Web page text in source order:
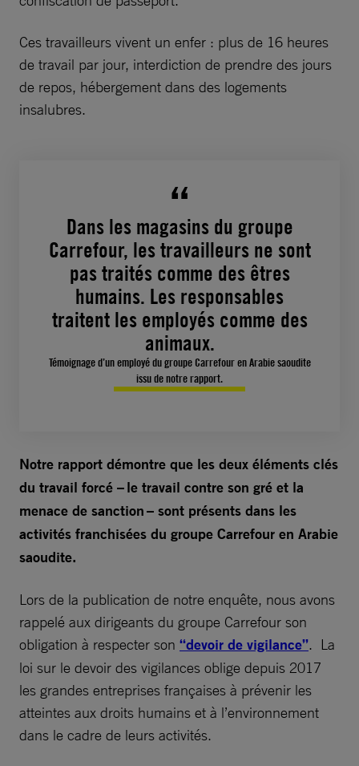
Ces travailleurs vivent un enfer : plus de 16 heures
de travail par jour, interdiction de prendre des jours
de repos, hébergement dans des logements
insalubres.
Dans les magasins du groupe
Carrefour, les travailleurs ne sont
pas traités comme des êtres
humains. Les responsables
traitent les employés comme des
animaux.
Témoignage d’un employé du groupe Carrefour en Arabie saoudite
issu de notre rapport.
Notre rapport démontre que les deux éléments clés
du travail forcé – le travail contre son gré et la
menace de sanction – sont présents dans les
activités franchisées du groupe Carrefour en Arabie
saoudite.
Lors de la publication de notre enquête, nous avons
rappelé aux dirigeants du groupe Carrefour son
obligation à respecter son “devoir de vigilance”. La
loi sur le devoir des vigilances oblige depuis 2017
les grandes entreprises françaises à prévenir les
atteintes aux droits humains et à l’environnement
dans le cadre de leurs activités.